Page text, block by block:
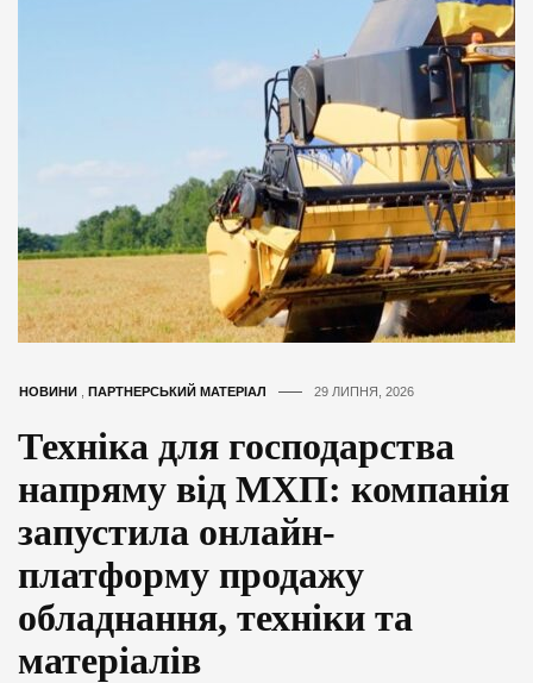
НОВИНИ ПАРТНЕРСЬКИЙ МАТЕРІАЛ 29 ЛИПНЯ, 2026
Техніка для господарства
напряму від МХП: компанія
запустила онлайн-
платформу продажу
обладнання, техніки та
матеріалів